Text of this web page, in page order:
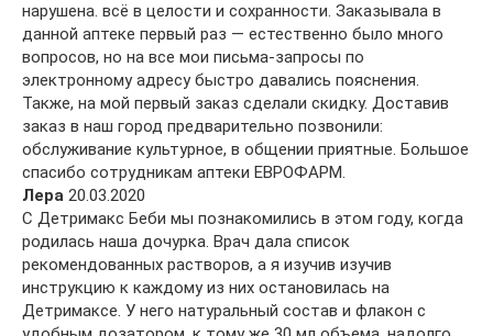
нарушена. всё в целости и сохранности. Заказывала в
данной аптеке первый раз — естественно было много
вопросов, но на все мои письма-запросы по
электронному адресу быстро давались пояснения.
Также, на мой первый заказ сделали скидку. Доставив
заказ в наш город предварительно позвонили:
обслуживание культурное, в общении приятные. Большое
спасибо сотрудникам аптеки ЕВРОФАРМ.
Лера 20.03.2020
С Детримакс Беби мы познакомились в этом году, когда
родилась наша дочурка. Врач дала список
рекомендованных растворов, а я изучив изучив
инструкцию к каждому из них остановилась на
Детримаксе. У него натуральный состав и флакон с